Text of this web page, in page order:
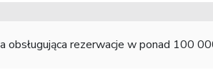
obsługująca rezerwacje w ponad 100